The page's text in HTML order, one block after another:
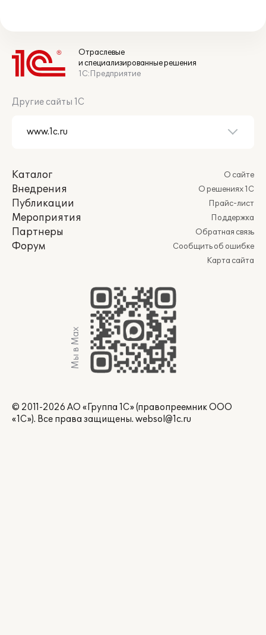
Отраслевые
и специализированные решения
1С:Предприятие
Другие сайты 1С
Каталог
Внедрения
Публикации
Мероприятия
Партнеры
Форум
О сайте
О решениях 1С
Прайс-лист
Поддержка
Обратная связь
Сообщить об ошибке
Карта сайта
Мы в Max
© 2011-2026 АО «Группа 1С» (правопреемник ООО
«1С»). Все права защищены. websol@1c.ru